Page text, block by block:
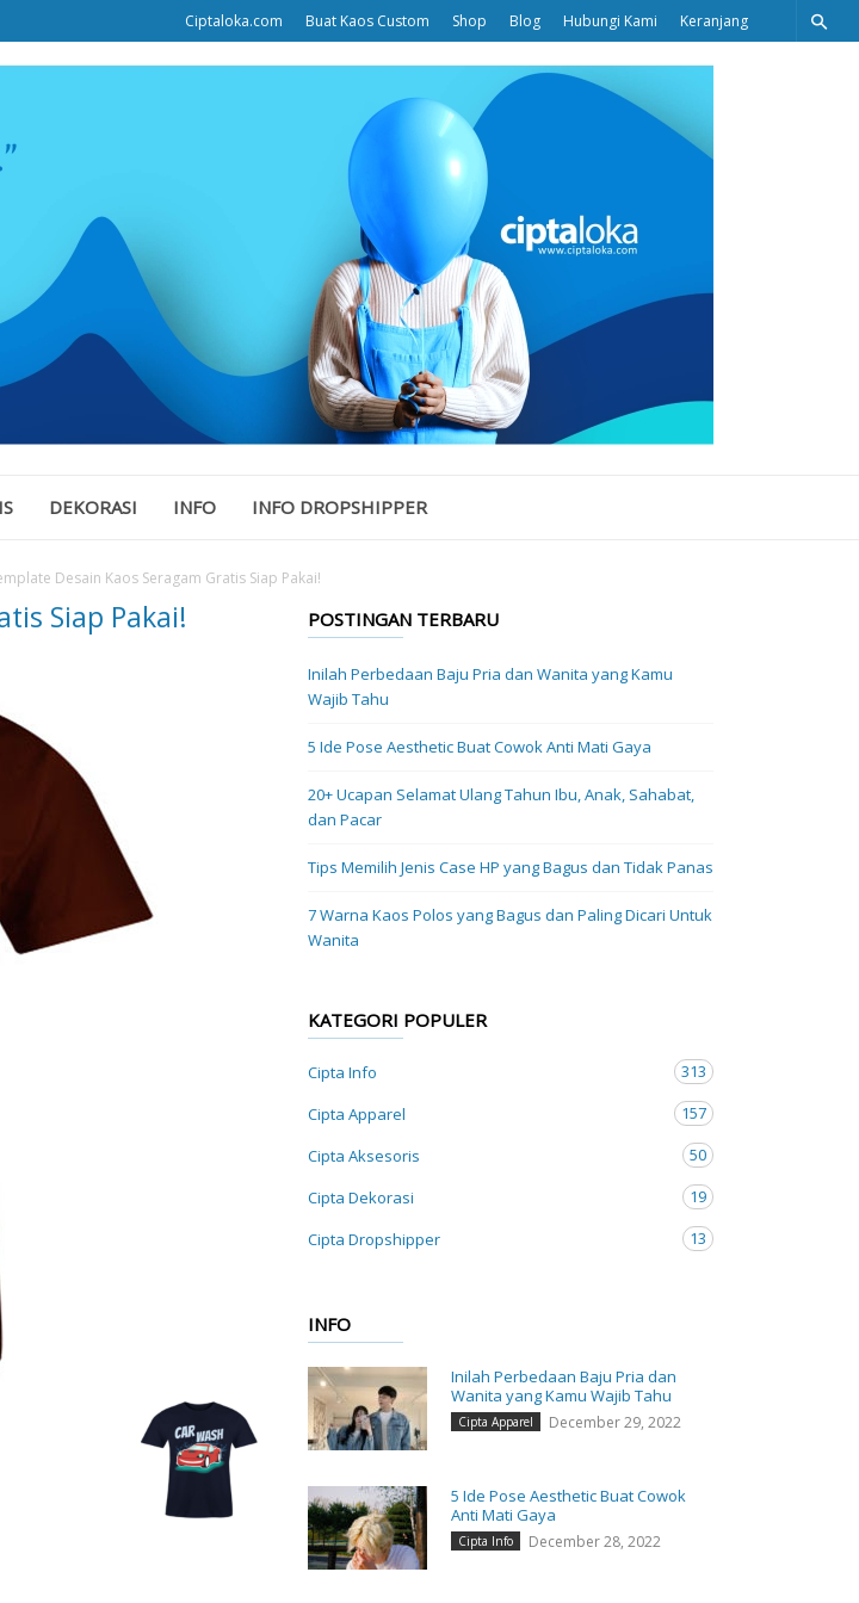
Ciptaloka.com Buat Kaos Custom Shop Blog Hubungi Kami Keranjang
DEKORASI INFO INFO DROPSHIPPER
Desain Kaos Seragam Gratis Siap Pakai!
Siap Pakai! POSTINGAN TERBARU
Inilah Perbedaan Baju Pria dan Wanita yang Kamu
Wajib Tahu
5 Ide Pose Aesthetic Buat Cowok Anti Mati Gaya
20+ Ucapan Selamat Ulang Tahun Ibu, Anak, Sahabat,
dan Pacar
Tips Memilih Jenis Case HP yang Bagus dan Tidak Panas
7 Warna Kaos Polos yang Bagus dan Paling Dicari Untuk
Wanita
KATEGORI POPULER
Cipta Info
313
Cipta Apparel
157
Cipta Aksesoris
50
Cipta Dekorasi
19
Cipta Dropshipper
13
INFO
Inilah Perbedaan Baju Pria dan
Wanita yang Kamu Wajib Tahu
Cipta Apparel December 29, 2022
5 Ide Pose Aesthetic Buat Cowok
Anti Mati Gaya
Cipta Info December 28, 2022